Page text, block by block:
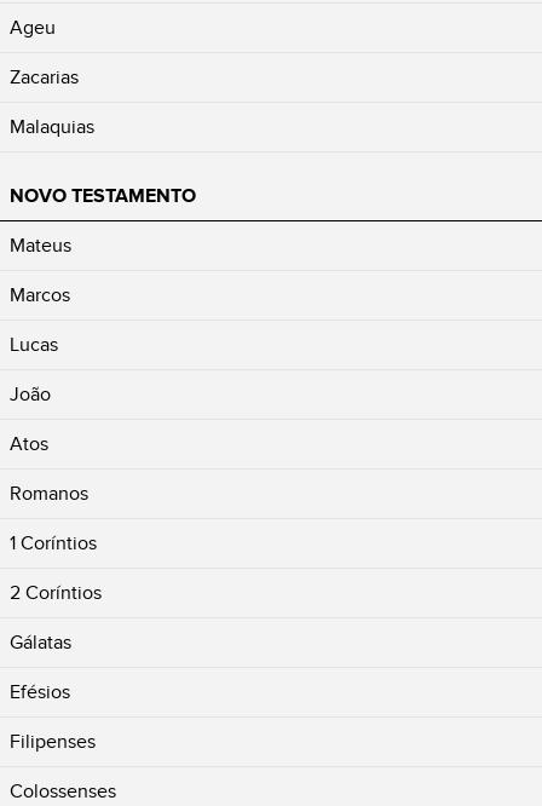
Ageu
Zacarias
Malaquias
NOVO TESTAMENTO
Mateus
Marcos
Lucas
João
Atos
Romanos
1 Coríntios
2 Coríntios
Gálatas
Efésios
Filipenses
Colossenses